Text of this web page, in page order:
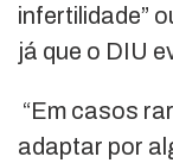
infertilidade”
já que o DIU
“Em casos
adaptar por